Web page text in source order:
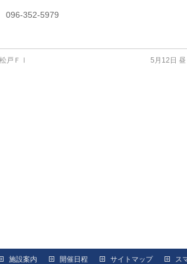
352-5979
戸ＦⅠ 5月12日
施設案内 開催日程 サイトマップ ス